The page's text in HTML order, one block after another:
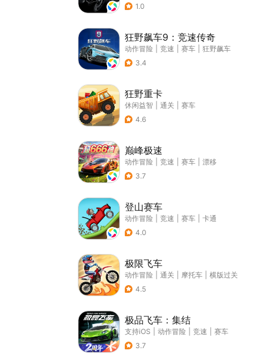
1.0
狂野飙车9：竞速传奇
动作冒险 竞速 赛车
狂野飙车
3.4
狂野重卡
休闲益智 通关
赛车
4.6
巅峰极速
动作冒险 竞速 赛车
漂移
3.7
登山赛车
动作冒险 竞速 赛车
卡通
4.0
极限飞车
动作冒险 通关 摩托车
横版过关
4.5
极品飞车：集结
支持iOS 动作冒险 竞速
赛车
3.7